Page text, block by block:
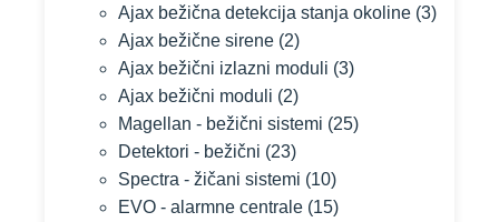
Ajax bežična detekcija stanja okoline (3)
Ajax bežične sirene (2)
Ajax bežični izlazni moduli (3)
Ajax bežični moduli (2)
Magellan - bežični sistemi (25)
Detektori - bežični (23)
Spectra - žičani sistemi (10)
EVO - alarmne centrale (15)